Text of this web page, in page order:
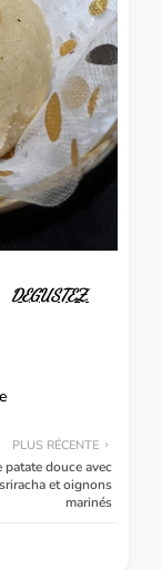
DEGUSTEZ.
PLUS RÉCENTE
patate douce avec
et oignons
marinés